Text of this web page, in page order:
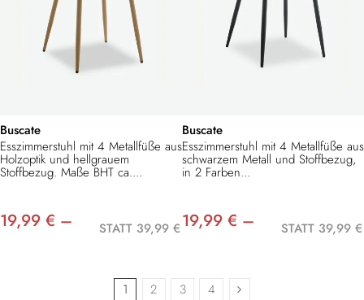
Buscate
Esszimmerstuhl mit 4 Metallfüße aus
Holzoptik und hellgrauem
Stoffbezug. Maße BHT ca....
19,99 € – STATT 39,99 €
Buscate
Esszimmerstuhl mit 4 Metallfüße aus
schwarzem Metall und Stoffbezug,
in 2 Farben...
19,99 € – STATT 39,99 €
1 2 3 4